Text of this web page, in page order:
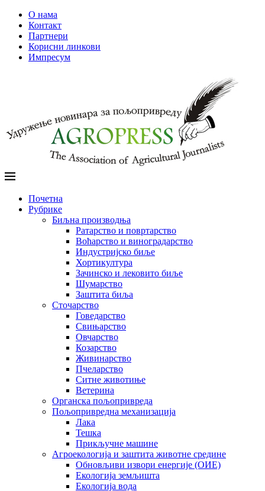
О нама
Контакт
Партнери
Корисни линкови
Импресум
Почетна
Рубрике
Биљна производња
Ратарство и повртарство
Воћарство и виноградарство
Индустријско биље
Хортикултура
Зачинско и лековито биље
Шумарство
Заштита биља
Сточарство
Говедарство
Свињарство
Овчарство
Козарство
Живинарство
Пчеларство
Ситне животиње
Ветерина
Органска пољопривреда
Пољопривредна механизација
Лака
Тешка
Прикључне машине
Агроекологија и заштита животне средине
Обновљиви извори енергије (ОИЕ)
Екологија земљишта
Екологија вода